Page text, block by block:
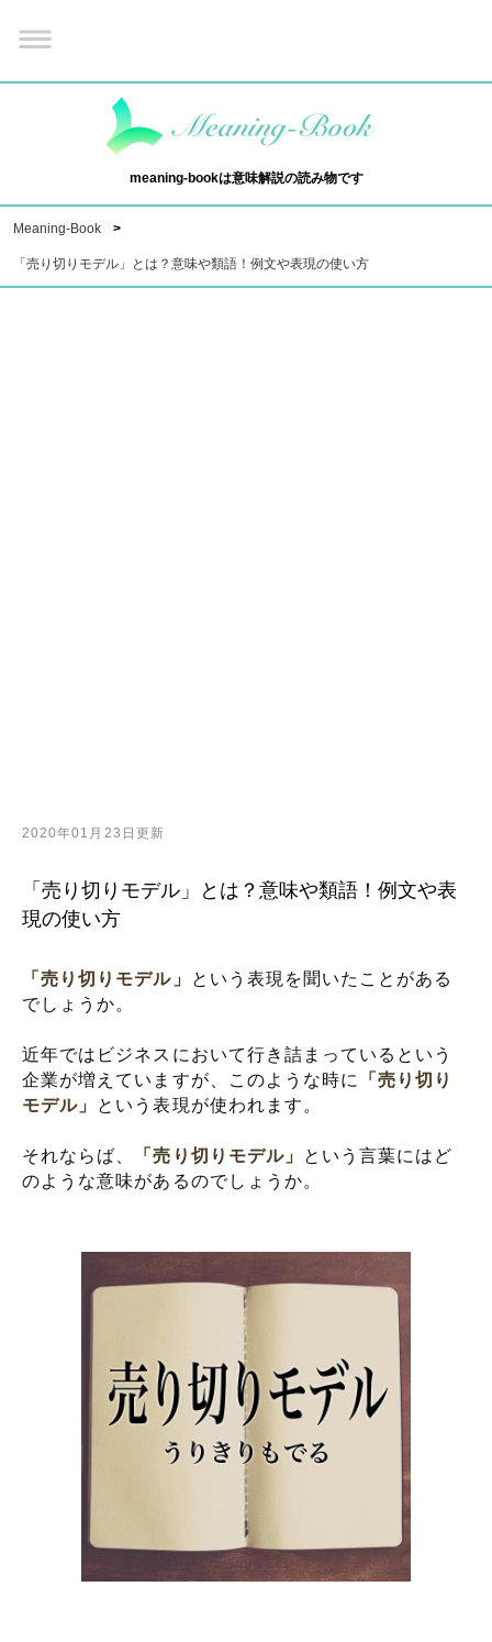
meaning-bookは意味解説の読み物です
Meaning-Book
「売り切りモデル」とは？意味や類語！例文や表現の使い方
2020年01月23日更新
「売り切りモデル」とは？意味や類語！例文や表
現の使い方
「売り切りモデル」
という表現を聞いたことがある
でしょうか。
近年ではビジネスにおいて行き詰まっているという
企業が増えていますが、このような時に
「売り切り
モデル」
という表現が使われます。
それならば、 「売り切りモデル」
という言葉にはど
のような意味があるのでしょうか。